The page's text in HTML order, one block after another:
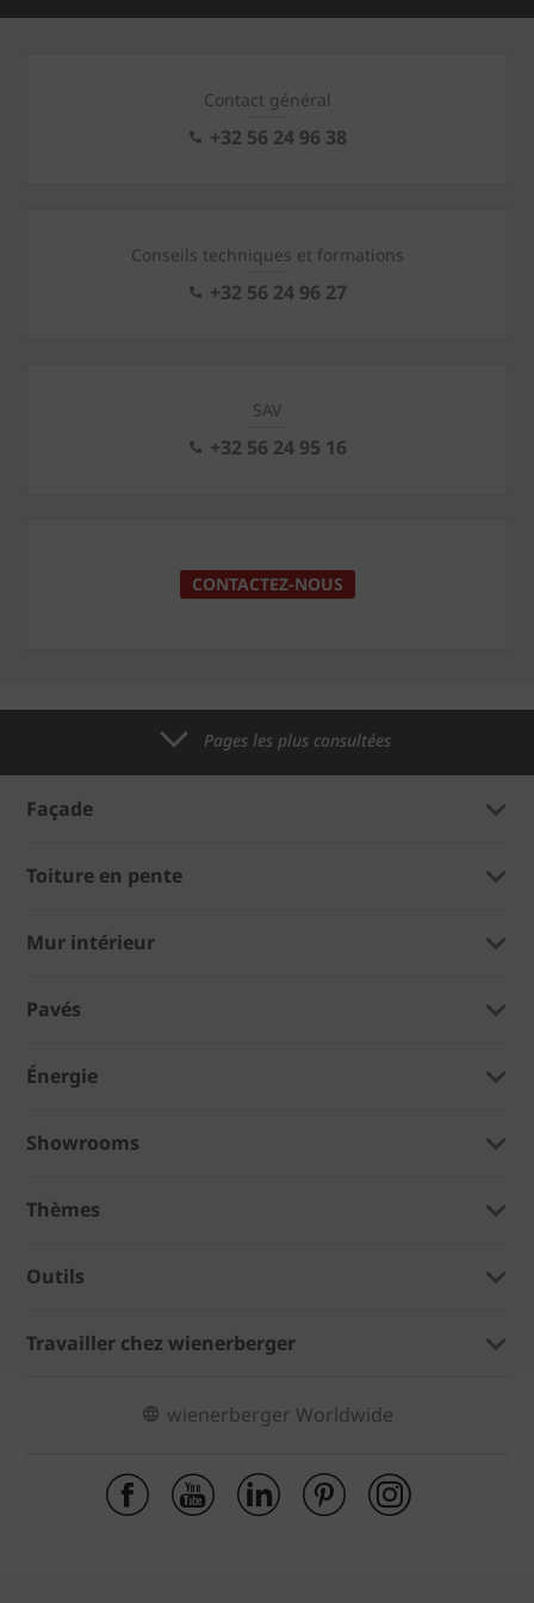
Contact général
+32 56 24 96 38
Conseils techniques et formations
+32 56 24 96 27
SAV
+32 56 24 95 16
CONTACTEZ-NOUS
Pages les plus consultées
Façade
Toiture en pente
Mur intérieur
Pavés
Énergie
Showrooms
Thèmes
Outils
Travailler chez wienerberger
wienerberger Worldwide